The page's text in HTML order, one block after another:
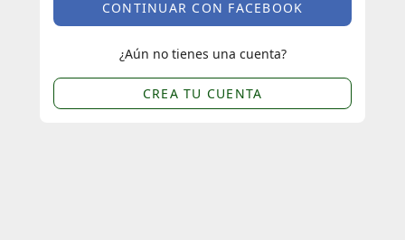
CONTINUAR CON FACEBOOK
¿Aún no tienes una cuenta?
CREA TU CUENTA